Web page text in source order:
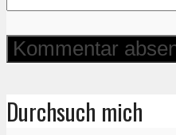
Durchsuch mich